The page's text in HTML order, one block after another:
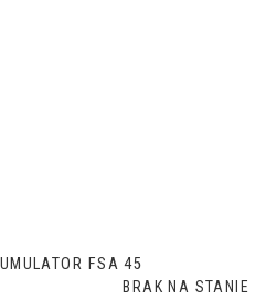
BRAK NA STANIE